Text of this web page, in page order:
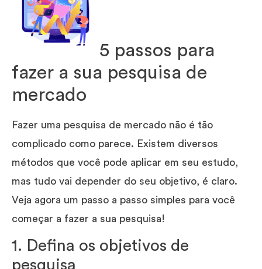
5 passos para
fazer a sua pesquisa de
mercado
Fazer uma pesquisa de mercado não é tão
complicado como parece. Existem diversos
métodos que você pode aplicar em seu estudo,
mas tudo vai depender do seu objetivo, é claro.
Veja agora um passo a passo simples para você
começar a fazer a sua pesquisa!
1. Defina os objetivos de
pesquisa